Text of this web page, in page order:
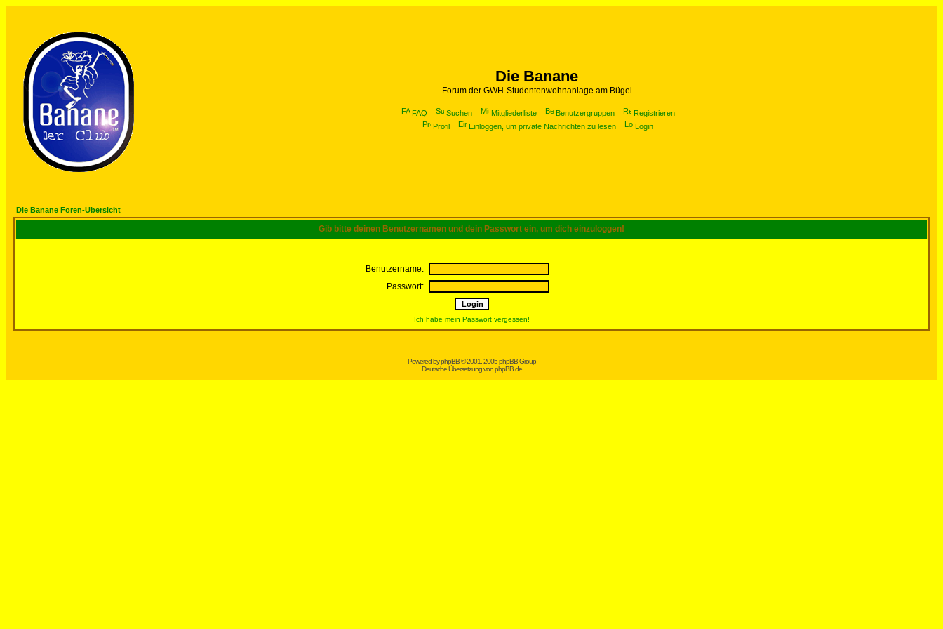
Die Banane
Forum der GWH-Studentenwohnanlage am Bügel
FAQ Suchen Mitgliederliste Benutzergruppen
Registrieren
Profil
Einloggen, um private Nachrichten zu lesen Login
Die Banane Foren-Übersicht
Gib bitte deinen Benutzernamen und dein Passwort ein, um dich einzuloggen!
Benutzername:
Passwort:
Ich habe mein Passwort vergessen!
Powered byphpBB© 2001, 2005 phpBB Group
Deutsche Übersetzung vonphpBB.de